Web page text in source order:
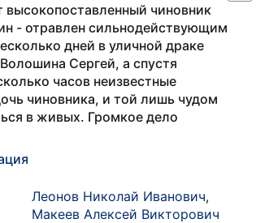
высокопоставленный чиновник
- отравлен сильнодействующим
дней в уличной драке
Сергей, а спустя
часов неизвестные
чиновника, и той лишь чудом
в живых. Громкое дело
Леонов Николай Иванович,
Макеев Алексей Викторович